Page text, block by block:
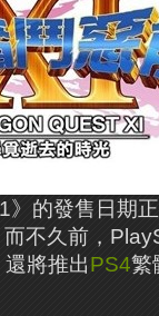
》的發售日期
而不久前，
將推出PS4繁